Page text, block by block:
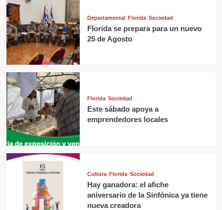
Departamental Florida Sociedad
Florida se prepara para un nuevo
25 de Agosto
Florida Sociedad
Este sábado apoya a
emprendedores locales
Cultura Florida Sociedad
Hay ganadora: el afiche
aniversario de la Sinfónica ya tiene
nueva creadora